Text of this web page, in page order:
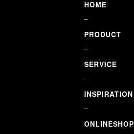
HOME
PRODUCT
SERVICE
INSPIRATION
ONLINESHOP